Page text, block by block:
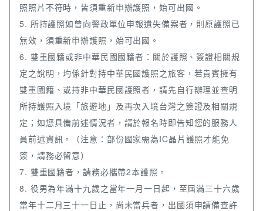
照照片不符時，皆須重新申辦護照，始可出國。
5. 所持護照如曾向警政單位申報遺失備案者，則原護照已
無效，須重新申辦護照，始可出國。
6. 雙重國籍或非中華民國國籍者：關於護照、簽證相關規
定之說明，均係針對持中華民國護照之旅客，若貴賓擁有
雙重國籍、或持非中華民國護照者，請先自行辦理並查明
所持護照入境「旅遊地」及再次入境台灣之簽證及相關規
定；如您具備前述情況者，請於報名時即告知您的服務人
員前述資訊。（注意：部份國家需為IC晶片護照才能免
簽，請務必留意）
7. 雙重國籍者，請務必攜帶2本護照。
8. 役男為年滿十九歲之當年一月一日起，至屆滿三十六歲
當年十二月三十一日止，尚未當兵者，出國須申請備查許